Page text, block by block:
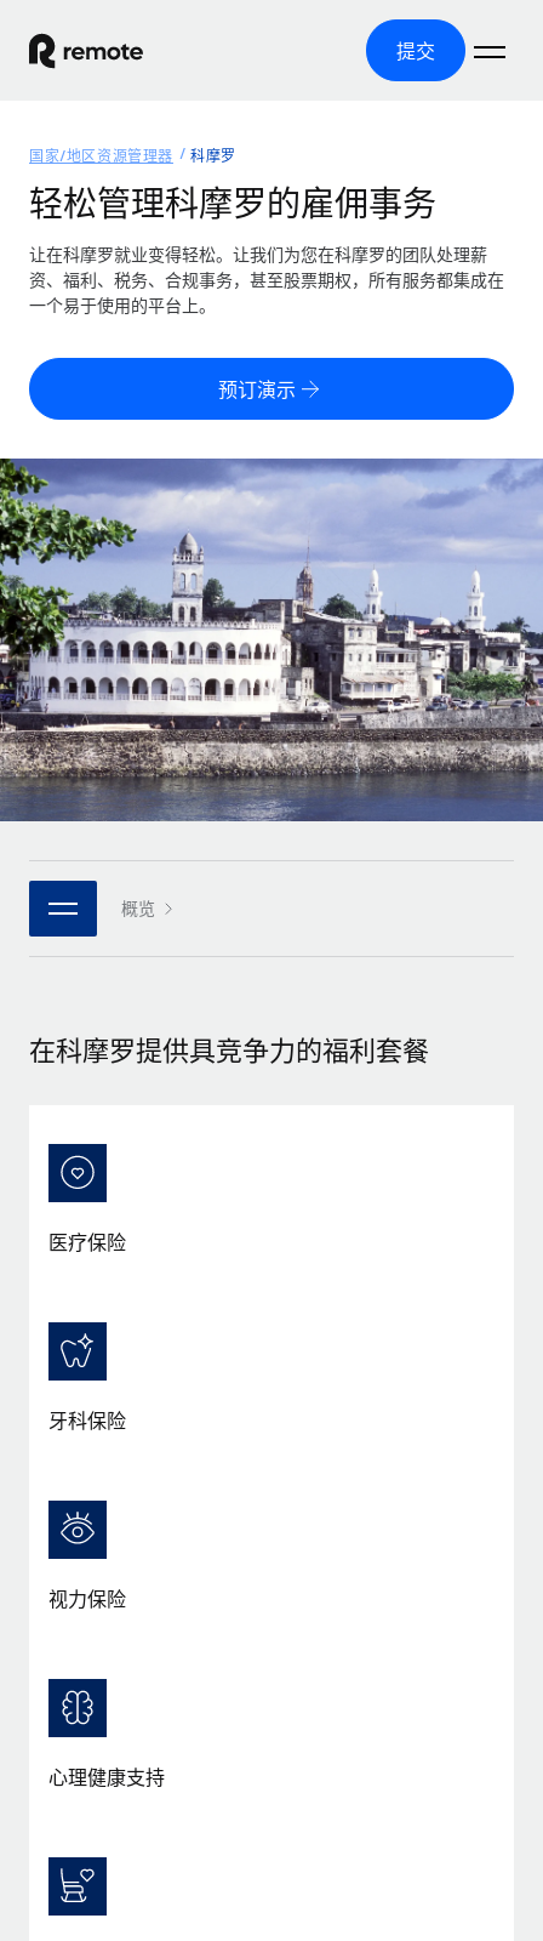
提交
产品
全球招聘
全球薪资管理
轻松运行合规薪资
零实体成本实现全球扩张
全球合规聘用合同工
合同工管理
全球合同工入职与管理
PEO
外包复杂雇佣任务
基础设施
Remote Embedded
将人力资源无缝融入工作流程
团队的内置核心人力资源功能
连接 新的
使用我们的 MCP 将任何人工智能工具与 Remote 平台相连
咨询专家
获得全球人力资源与合规方面的专家帮助
简化候选人筛选流程
防范合规风险
在全球范围内配置和跟踪 IT 设备
快速建立合规实体
人员调配与搬迁
覆盖全球
美国各州浏览器
Remote 无惧对比
了解我们的竞争优势
成长阶段
初创企业
为成长型企业量身打造的全球敏捷型人力资源与薪资解决方案
中型市场
通过定制化人力资源解决方案扩展团队
企业
与我们携手合作
战略技术合作伙伴
成为合作伙伴
与我们共探合作机遇
集成与人工智能自动化咨询
At a glance Discover the evolution of TheyDo, a pioneering
journey management platform that has...
了解更多
Reverse Tech's strategic partnership with
Remote for contractor management and
Reverse Tech at a glance Health and wellness startup,
资源
工具与计算器
误分类风险计算工具
员工成本计算器
计算任何国家的员工总成本
合同工薪酬结算计算器
探索全球合同工的结算货币选项与结算速度
通过 REMOTE 学习
研究与指引
案例研究
人力资源术语表
核对表和模板
职位描述库
网络研讨会
新闻室
洞察中心
获得支持
查看全部资源
博客
EOR compliance
了解更多
Most teams hear "payroll implementation" and picture a
six-month project with a dedicated team....
定价
中文（简体）
English
Nederlands
Français
Deutsch
Español
Italiano
Português (Portugal)
日本語
中文（简体）
国家/地区资源管理器 科摩罗
轻松管理科摩罗的雇佣事务
让在科摩罗就业变得轻松。让我们为您在科摩罗的团队处理薪
资、福利、税务、合规事务，甚至股票期权，所有服务都集成在
一个易于使用的平台上。
预订演示
概览
在科摩罗提供具竞争力的福利套餐
医疗保险
牙科保险
视力保险
心理健康支持